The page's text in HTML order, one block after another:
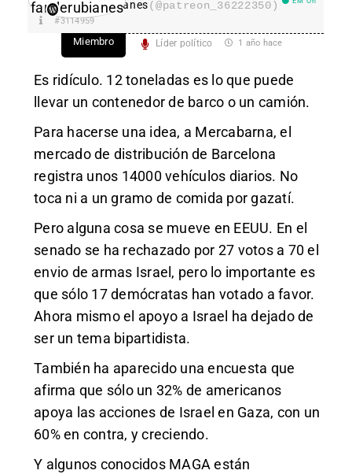
fanderubianes(@patreon_36222350)
#3114959
Miembro Líder político 1 año hace
Es ridículo. 12 toneladas es lo que puede
llevar un contenedor de barco o un camión.
Para hacerse una idea, a Mercabarna, el
mercado de distribución de Barcelona
registra unos 14000 vehículos diarios. No
toca ni a un gramo de comida por gazatí.
Pero alguna cosa se mueve en EEUU. En el
senado se ha rechazado por 27 votos a 70 el
envio de armas Israel, pero lo importante es
que sólo 17 demócratas han votado a favor.
Ahora mismo el apoyo a Israel ha dejado de
ser un tema bipartidista.
También ha aparecido una encuesta que
afirma que sólo un 32% de americanos
apoya las acciones de Israel en Gaza, con un
60% en contra, y creciendo.
Y algunos conocidos MAGA están